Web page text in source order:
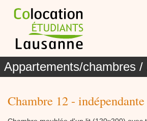
Appartements/chambres /
Chambre 12 - indépendante